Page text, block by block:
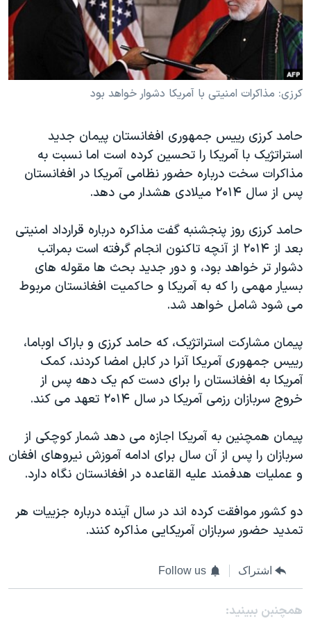
فرهنگ و زندگی
حقوق شهروندی
علم و فناوری
گالری عکس
آرشیو پخش زنده
مستندها
انتخابات ریاست جمهوری آمریکا ۲۰۲۴
حمله جمهوری اسلامی به اسرائیل
رمز مهسا
اعتراضات زن، زندگی، آزادی
مجموعه مستندهای دادخواهی
تریبونال مردمی آبان ۹۸
چهل سال گروگان‌گیری
قانون شفافیت دارائی کادر رهبری ایران
اعتراضات مردمی آبان ۹۸
اسرائیل در جنگ
نرگس محمدی برنده جایزه نوبل صلح
همایش محافظه‌کاران آمریکا «سی‌پک»
صفحه‌های ویژه
دنبال کنید
کرزی: مذاکرات امنیتی با آمریکا دشوار خواهد بود
حامد کرزی رییس جمهوری افغانستان پیمان جدید
استراتژیک با آمریکا را تحسین کرده است اما نسبت به
مذاکرات سخت درباره حضور نظامی آمریکا در افغانستان
پس از سال ۲۰۱۴ ميلادی هشدار می دهد.
حامد کرزی روز پنجشنبه گفت مذاکره درباره قرارداد امنیتی
بعد از ۲۰۱۴ از آنچه تاکنون انجام گرفته است بمراتب
دشوار تر خواهد بود، و دور جدید بحث ها مقوله های
بسیار مهمی را که به آمریکا و حاکمیت افغانستان مربوط
می شود شامل خواهد شد.
پیمان مشارکت استراتژیک، که حامد کرزی و باراک اوباما،
رييس جمهوری آمريکا آنرا در کابل امضا کردند، کمک
آمریکا به افغانستان را برای دست کم یک دهه پس از
خروج سربازان رزمی آمریکا در سال ۲۰۱۴ تعهد می کند.
پیمان همچنین به آمریکا اجازه می دهد شمار کوچکی از
سربازان را پس از آن سال برای ادامه آموزش نیروهای افغان
و عملیات هدفمند علیه القاعده در افغانستان نگاه دارد.
دو کشور موافقت کرده اند در سال آینده درباره جزییات هر
تمدید حضور سربازان آمریکایی مذاکره کنند.
اشتراک Follow us
همچنبن ببینید: